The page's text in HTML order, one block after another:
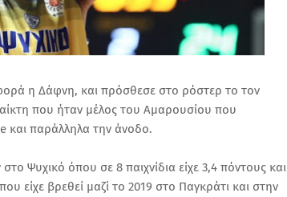
η Δάφνη, και πρόσθεσε στο ρόστερ το τον
που ήταν μέλος του Αμαρουσίου που
και παράλληλα την άνοδο.
Ψυχικό όπου σε 8 παιχνίδια είχε 3,4 πόντους και
είχε βρεθεί μαζί το 2019 στο Παγκράτι και στην